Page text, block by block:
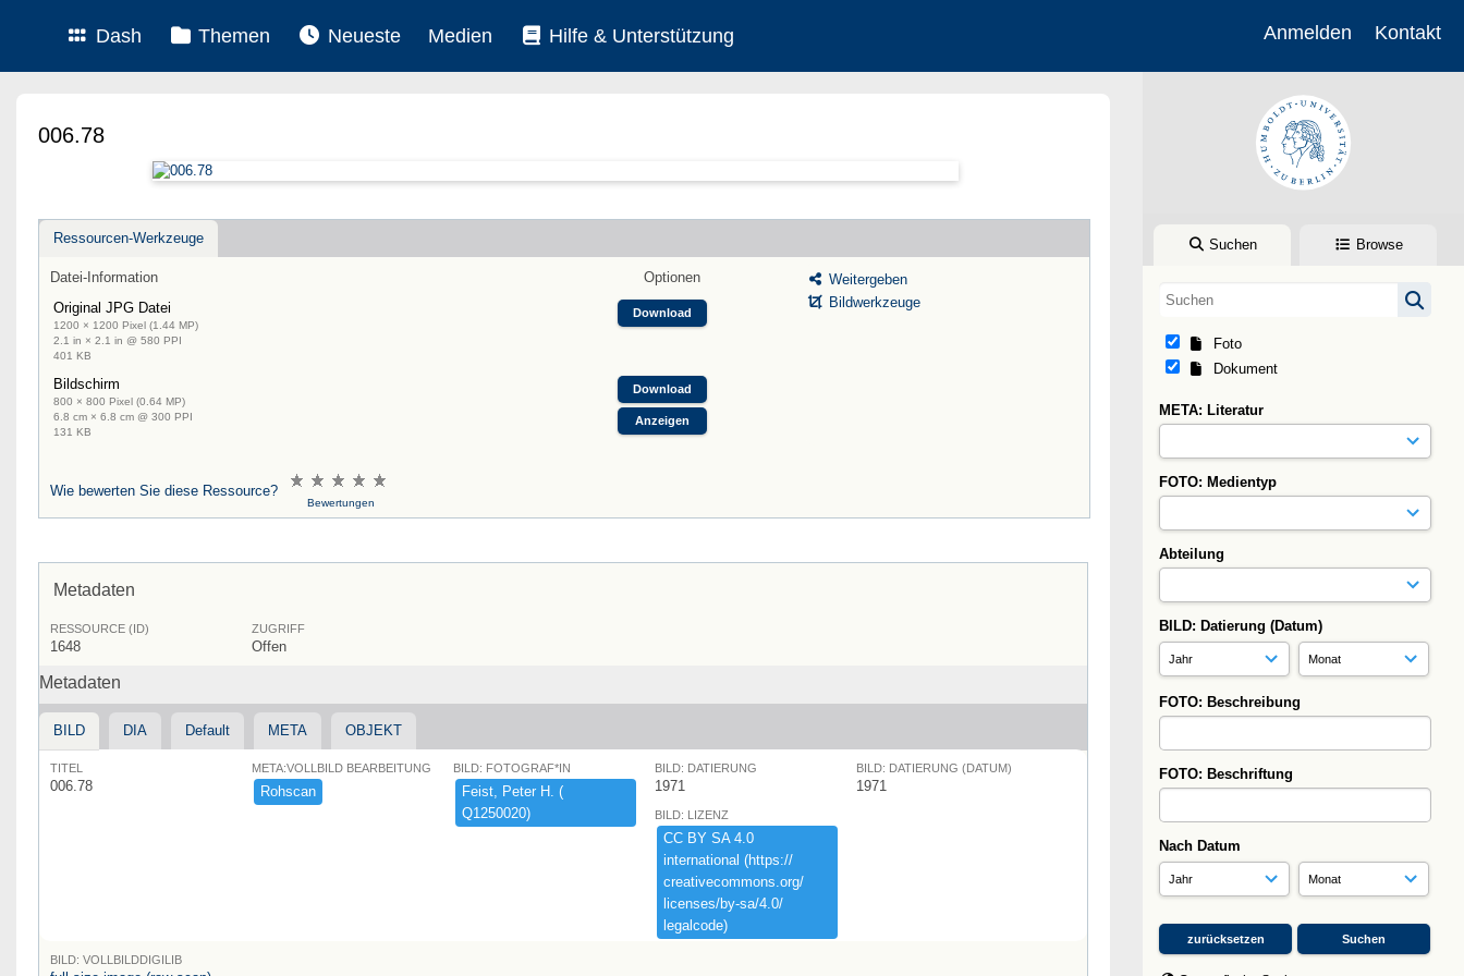
Dash Themen Neueste Medien Hilfe & Unterstützung Anmelden Kontakt
Suchen Browse
Foto
Dokument
META: Literatur
FOTO: Medientyp
Abteilung
BILD: Datierung (Datum)
FOTO: Beschreibung
FOTO: Beschriftung
Nach Datum
006.78
Ressourcen-Werkzeuge
Datei-Information
Optionen
Original JPG Datei
1200 × 1200 Pixel (1.44 MP)
2.1 in × 2.1 in @ 580 PPI
401 KB
Download
Bildschirm
800 × 800 Pixel (0.64 MP)
6.8 cm × 6.8 cm @ 300 PPI
131 KB
Download
Anzeigen
Weitergeben
Bildwerkzeuge
Wie bewerten Sie diese Ressource?
Bewertungen
Metadaten
RESSOURCE (ID)
1648
ZUGRIFF
Offen
Metadaten
BILD DIA Default META OBJEKT
TITEL
006.78
META:VOLLBILD BEARBEITUNG
Rohscan
BILD: FOTOGRAF*IN
Feist,​ ​Peter ​H.​ ​(​
Q1250020)​
BILD: DATIERUNG
1971
BILD: DATIERUNG (DATUM)
1971
BILD: LIZENZ
CC ​BY ​SA ​4.​0 ​
international ​(​https:​/​/​
creativecommons.​org/​
licenses/​by-​sa/​4.​0/​
legalcode)​
BILD: VOLLBILDDIGILIB